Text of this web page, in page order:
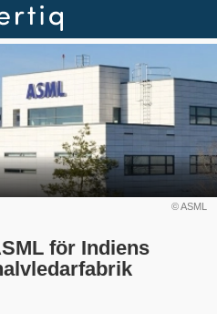
© ASML
för Indiens